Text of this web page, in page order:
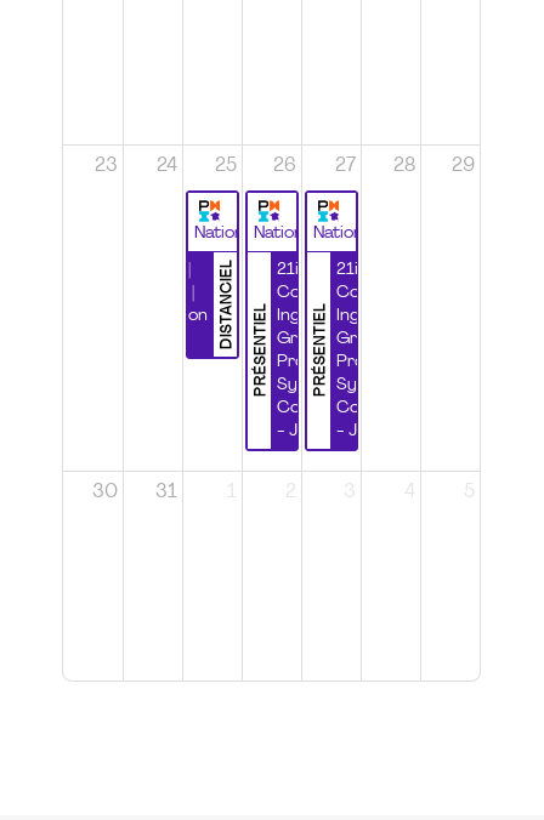
23 24 25
National
DISTANCIEL
Certification
26
National
PRÉSENTIEL
21ième
Congrès
Ingénierie
Grands
Projets et
Systèmes
Complexes
- Jour 1
27
National
PRÉSENTIEL
21ième
Congrès
Ingénierie
Grands
Projets et
Systèmes
Complexes
- Jour 2
28 29
30 31 1 2 3 4 5